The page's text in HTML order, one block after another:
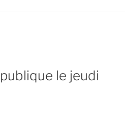
le jeudi